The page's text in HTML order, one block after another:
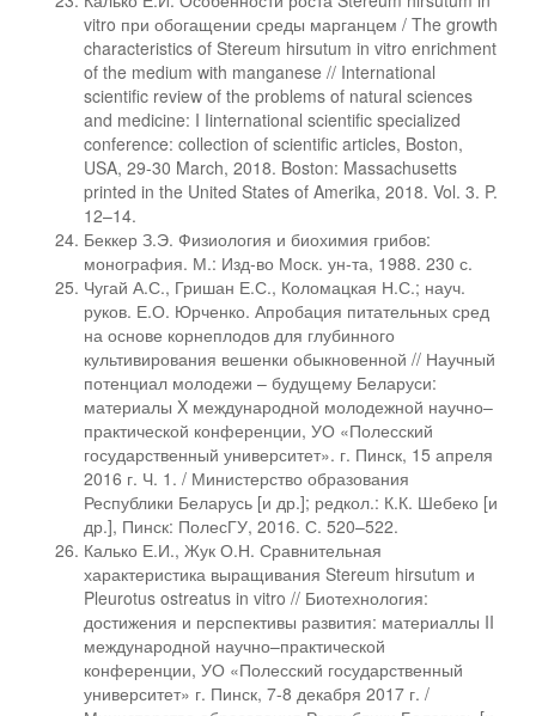
vitro при обогащении среды марганцем / The growth
characteristics of Stereum hirsutum in vitro enrichment
of the medium with manganese // International
scientific review of the problems of natural sciences
and medicine: I Iinternational scientific specialized
conference: collection of scientific articles, Boston,
USA, 29-30 March, 2018. Boston: Massachusetts
printed in the United States of Amerika, 2018. Vol. 3. P.
12–14.
Беккер З.Э. Физиология и биохимия грибов:
монография. М.: Изд-во Моск. ун-та, 1988. 230 с.
Чугай А.С., Гришан Е.С., Коломацкая Н.С.; науч.
руков. Е.О. Юрченко. Апробация питательных сред
на основе корнеплодов для глубинного
культивирования вешенки обыкновенной // Научный
потенциал молодежи – будущему Беларуси:
материалы X международной молодежной научно–
практической конференции, УО «Полесский
государственный университет». г. Пинск, 15 апреля
2016 г. Ч. 1. / Министерство образования
Республики Беларусь [и др.]; редкол.: К.К. Шебеко [и
др.], Пинск: ПолесГУ, 2016. С. 520–522.
Калько Е.И., Жук О.Н. Сравнительная
характеристика выращивания Stereum hirsutum и
Pleurotus ostreatus in vitro // Биотехнология:
достижения и перспективы развития: материаллы II
международной научно–практической
конференции, УО «Полесский государственный
университет» г. Пинск, 7-8 декабря 2017 г. /